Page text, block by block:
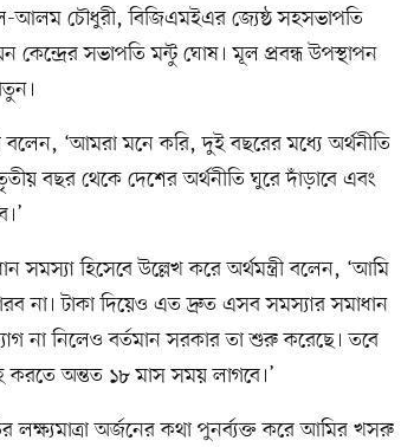
আলম চৌধুরী, বিজিএমইএর জ্যেষ্ঠ সহসভাপতি
কেন্দ্রের সভাপতি মন্টু ঘোষ। মূল প্রবন্ধ উপস্থাপন
বলেন, ‘আমরা মনে করি, দুই বছরের মধ্যে অর্থনীতি
বছর থেকে দেশের অর্থনীতি ঘুরে দাঁড়াবে এবং
সমস্যা হিসেবে উল্লেখ করে অর্থমন্ত্রী বলেন, ‘আমি
না। টাকা দিয়েও এত দ্রুত এসব সমস্যার সমাধান
না নিলেও বর্তমান সরকার তা শুরু করেছে। তবে
করতে অন্তত ১৮ মাস সময় লাগবে।’
লক্ষ্যমাত্রা অর্জনের কথা পুনর্ব্যক্ত করে আমির খসরু